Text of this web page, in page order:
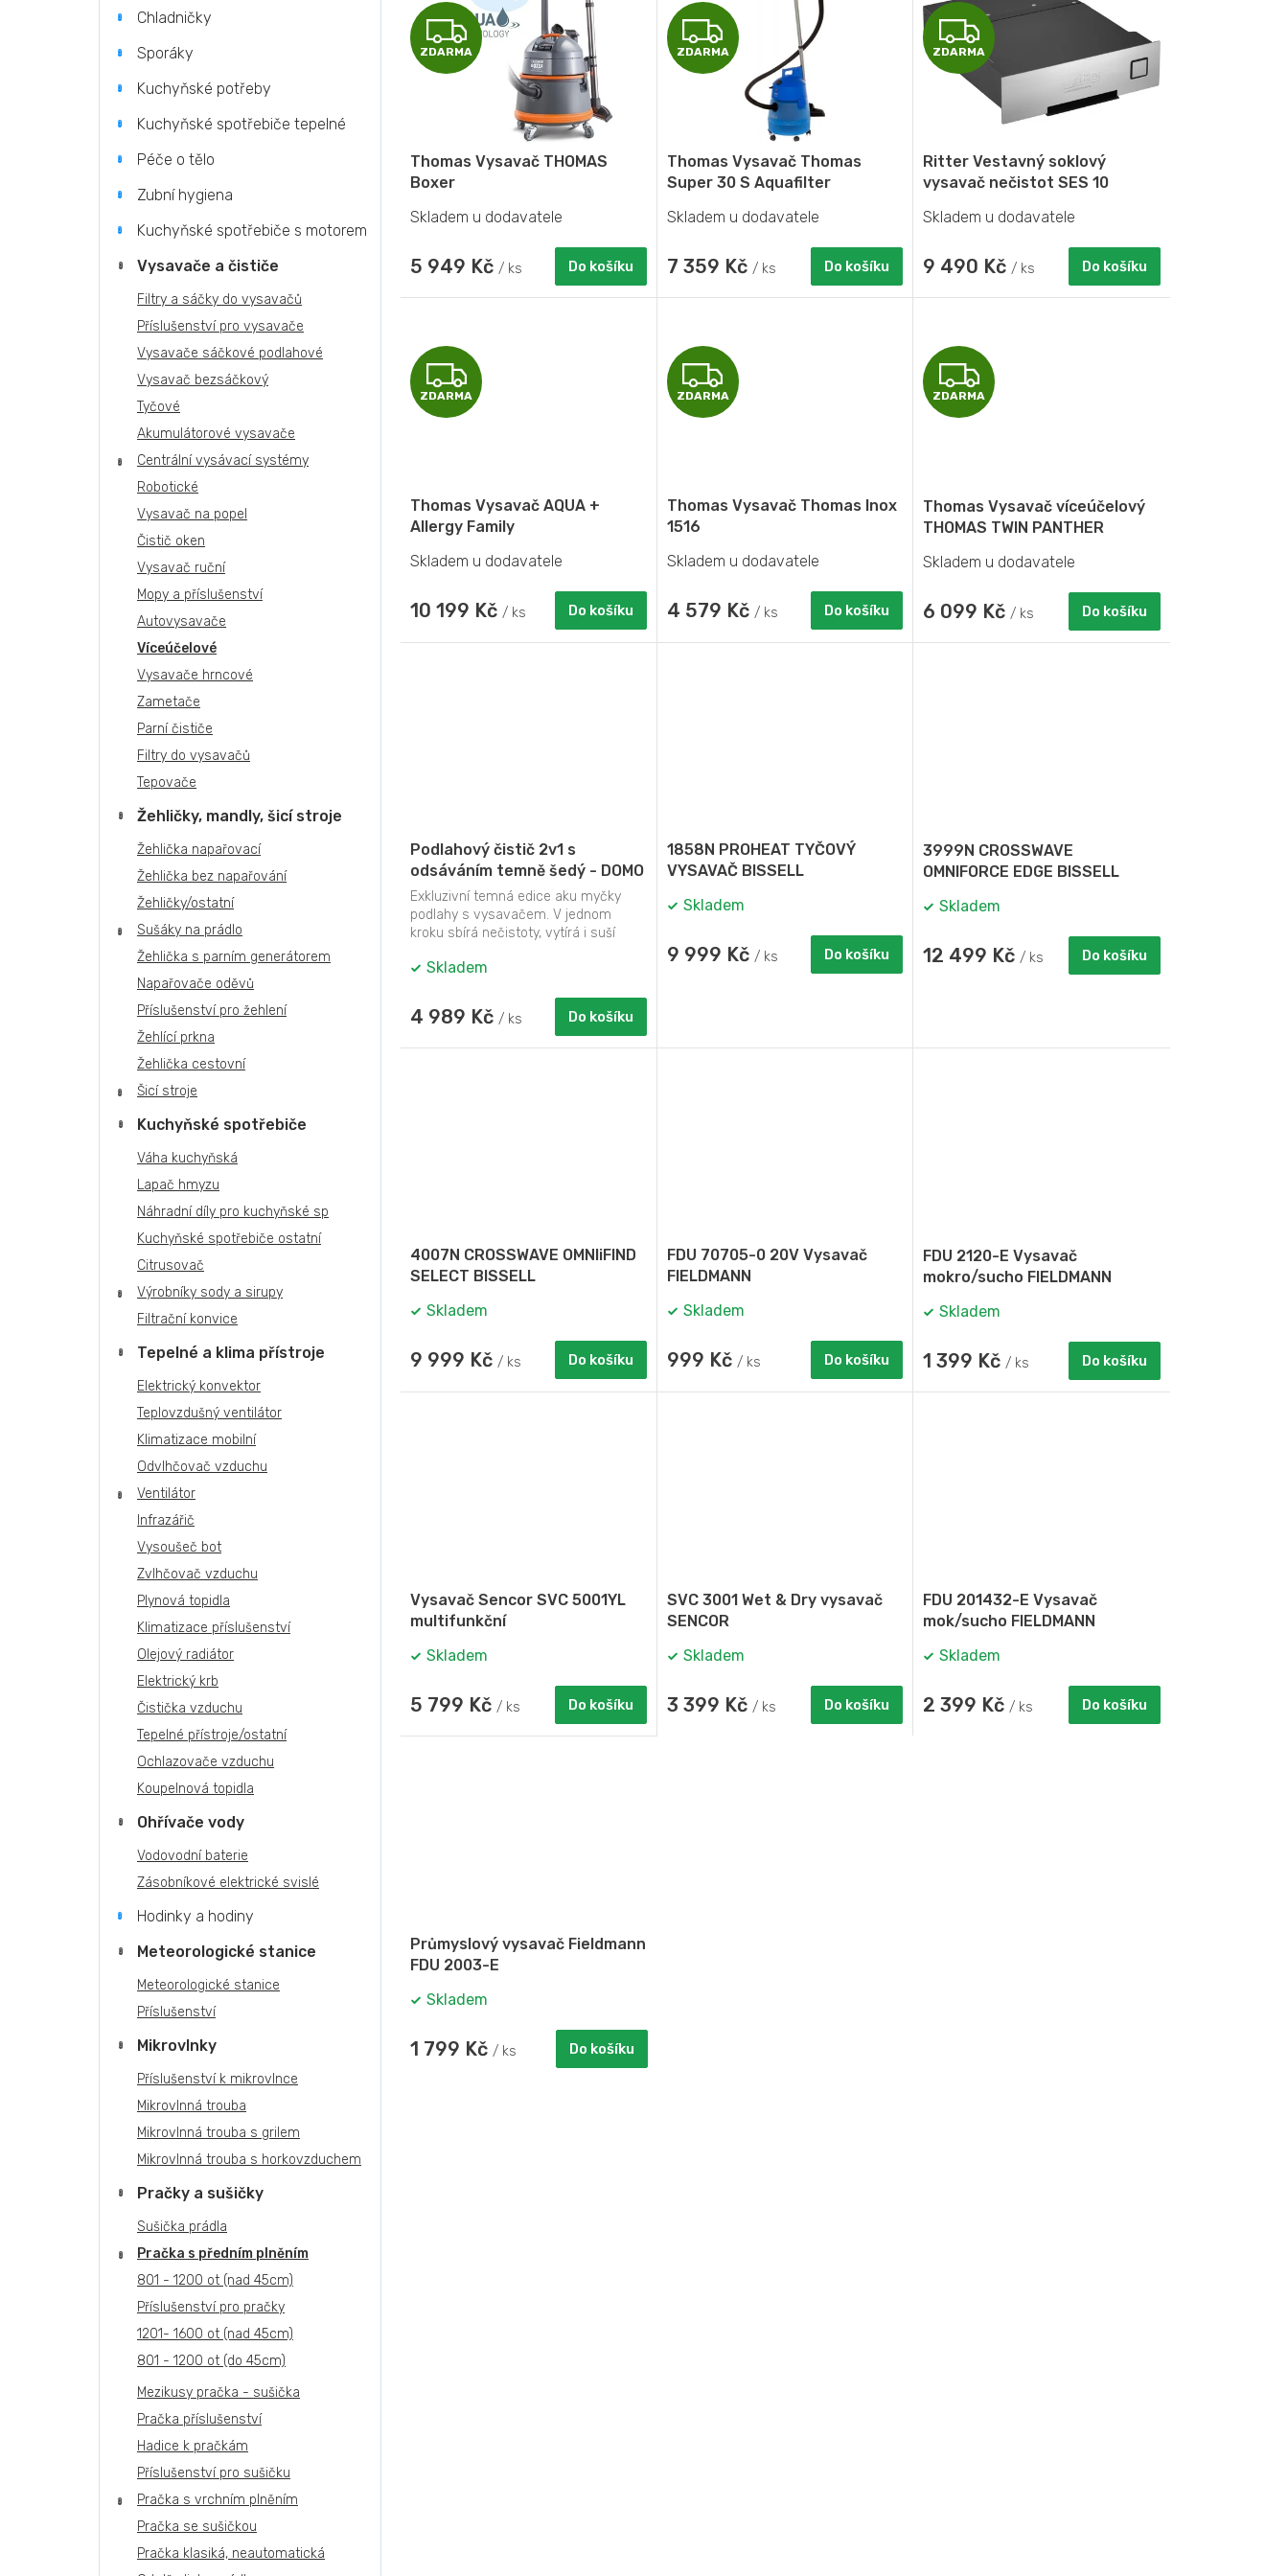
Chladničky
Sporáky
Kuchyňské potřeby
Kuchyňské spotřebiče tepelné
Péče o tělo
Zubní hygiena
Kuchyňské spotřebiče s motorem
Vysavače a čističe
Filtry a sáčky do vysavačů
Příslušenství pro vysavače
Vysavače sáčkové podlahové
Vysavač bezsáčkový
Tyčové
Akumulátorové vysavače
Centrální vysávací systémy
Robotické
Vysavač na popel
Čistič oken
Vysavač ruční
Mopy a příslušenství
Autovysavače
Víceúčelové
Vysavače hrncové
Zametače
Parní čističe
Filtry do vysavačů
Tepovače
Žehličky, mandly, šicí stroje
Žehlička napařovací
Žehlička bez napařování
Žehličky/ostatní
Sušáky na prádlo
Žehlička s parním generátorem
Napařovače oděvů
Příslušenství pro žehlení
Žehlící prkna
Žehlička cestovní
Šicí stroje
Kuchyňské spotřebiče
Váha kuchyňská
Lapač hmyzu
Náhradní díly pro kuchyňské sp
Kuchyňské spotřebiče ostatní
Citrusovač
Výrobníky sody a sirupy
Filtrační konvice
Tepelné a klima přístroje
Elektrický konvektor
Teplovzdušný ventilátor
Klimatizace mobilní
Odvlhčovač vzduchu
Ventilátor
Infrazářič
Vysoušeč bot
Zvlhčovač vzduchu
Plynová topidla
Klimatizace příslušenství
Olejový radiátor
Elektrický krb
Čistička vzduchu
Tepelné přístroje/ostatní
Ochlazovače vzduchu
Koupelnová topidla
Ohřívače vody
Vodovodní baterie
Zásobníkové elektrické svislé
Hodinky a hodiny
Meteorologické stanice
Meteorologické stanice
Příslušenství
Mikrovlnky
Příslušenství k mikrovlnce
Mikrovlnná trouba
Mikrovlnná trouba s grilem
Mikrovlnná trouba s horkovzduchem
Pračky a sušičky
Sušička prádla
Pračka s předním plněním
801 - 1200 ot (nad 45cm)
Příslušenství pro pračky
1201- 1600 ot (nad 45cm)
801 - 1200 ot (do 45cm)
Mezikusy pračka - sušička
Pračka příslušenství
Hadice k pračkám
Příslušenství pro sušičku
Pračka s vrchním plněním
Pračka se sušičkou
Pračka klasiká, neautomatická
ů
Z
D
R
A
ZDARMA
Thomas Vysavač THOMAS
Boxer
Skladem u dodavatele
5 949 Kč / ks Do košíku
Z
D
A
R
M
A
ZDARMA
Thomas Vysavač Thomas
Super 30 S Aquafilter
Skladem u dodavatele
7 359 Kč / ks Do košíku
Z
D
A
R
M
A
ZDARMA
Ritter Vestavný soklový
vysavač nečistot SES 10
Skladem u dodavatele
9 490 Kč/ ks Do košíku
Z
D
R
M
A
ZDARMA
Thomas Vysavač AQUA +
Allergy Family
Skladem u dodavatele
10 199 Kč / ks Do košíku
Z
D
R
A
ZDARMA
Thomas Vysavač Thomas Inox
1516
Skladem u dodavatele
4 579 Kč / ks Do košíku
Z
D
R
M
A
ZDARMA
Thomas Vysavač víceúčelový
THOMAS TWIN PANTHER
Skladem u dodavatele
6 099 Kč / ks Do košíku
Podlahový čistič 2v1 s
odsáváním temně šedý - DOMO
DO1189SW, Napájení: Li-ion
21,9 V (2600 mAh)
Exkluzivní temná edice aku myčky
podlahy s vysavačem. V jednom
kroku sbírá nečistoty, vytírá i suší
Skladem
4 989 Kč / ks Do košíku
1858N PROHEAT TYČOVÝ
VYSAVAČ BISSELL
Skladem
9 999 Kč / ks Do košíku
3999N CROSSWAVE
OMNIFORCE EDGE BISSELL
Skladem
12 499 Kč / ks Do košíku
4007N CROSSWAVE OMNIiFIND
SELECT BISSELL
Skladem
9 999 Kč / ks Do košíku
FDU 70705-0 20V Vysavač
FIELDMANN
Skladem
999 Kč / ks Do košíku
FDU 2120-E Vysavač
mokro/sucho FIELDMANN
Skladem
1 399 Kč/ ks Do košíku
Vysavač Sencor SVC 5001YL
multifunkční
Skladem
5 799 Kč / ks Do košíku
SVC 3001 Wet & Dry vysavač
SENCOR
Skladem
3 399 Kč / ks Do košíku
FDU 201432-E Vysavač
mok/sucho FIELDMANN
Skladem
2 399 Kč/ ks Do košíku
Průmyslový vysavač Fieldmann
FDU 2003-E
Skladem
1 799 Kč / ks Do košíku